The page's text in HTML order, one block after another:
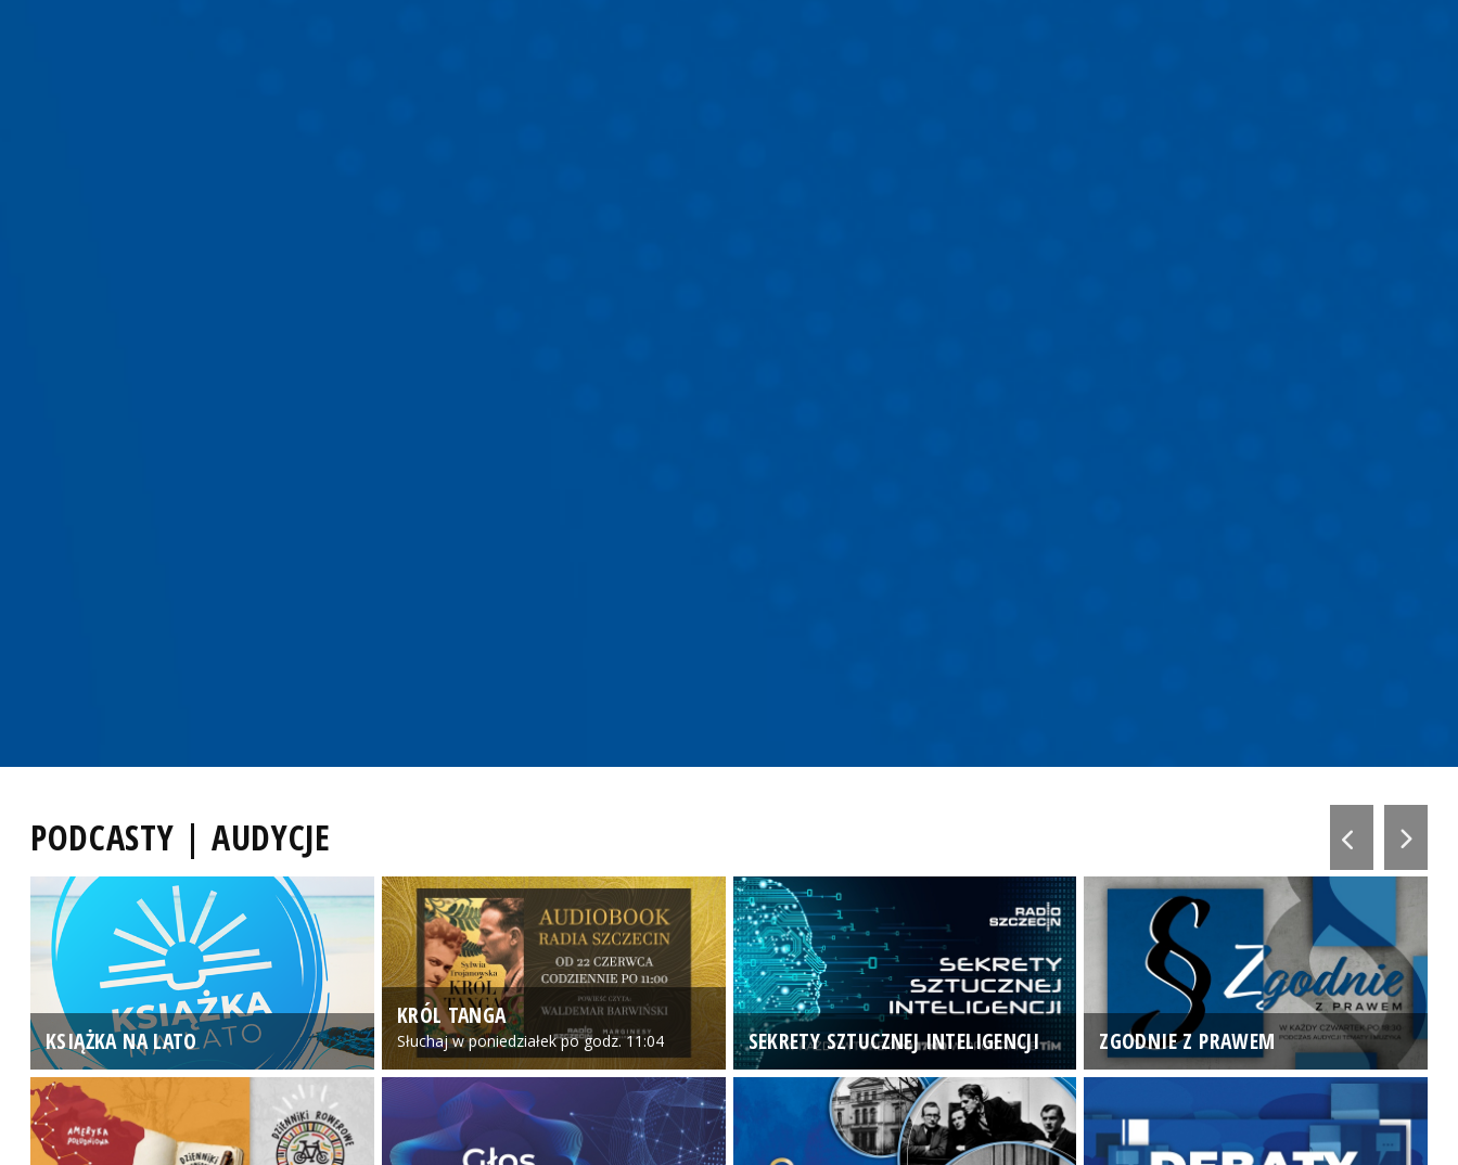
PODCASTY | AUDYCJE
KSIĄŻKA NA LATO
KRÓL TANGA
Słuchaj w poniedziałek po godz. 11:04 SEKRETY SZTUCZNEJ INTELIGENCJI ZGODNIE Z PRAWEM